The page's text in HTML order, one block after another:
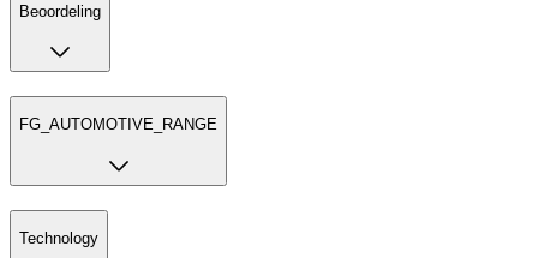
Beoordeling
FG_AUTOMOTIVE_RANGE
Technology